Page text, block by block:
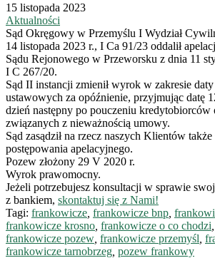
15 listopada 2023
Aktualności
Sąd Okręgowy w Przemyślu I Wydział
14 listopada 2023 r., I Ca 91/23 oddalił
Sądu Rejonowego w Przeworsku z dnia 11
I C 267/20.
Sąd II instancji zmienił wyrok w zakresie
ustawowych za opóźnienie, przyjmując datę
dzień następny po pouczeniu kredytobiorców
związanych z nieważnością umowy.
Sąd zasądził na rzecz naszych Klientów
postępowania apelacyjnego.
Pozew złożony 29 V 2020 r.
Wyrok prawomocny.
Jeżeli potrzebujesz konsultacji w sprawie
z bankiem, skontaktuj się z Nami!
Tagi: frankowicze frankowicze bnp
frankowicze krosno frankowicze o co chodzi
frankowicze pozew frankowicze przemyśl
frankowicze tarnobrzeg pozew frankowy